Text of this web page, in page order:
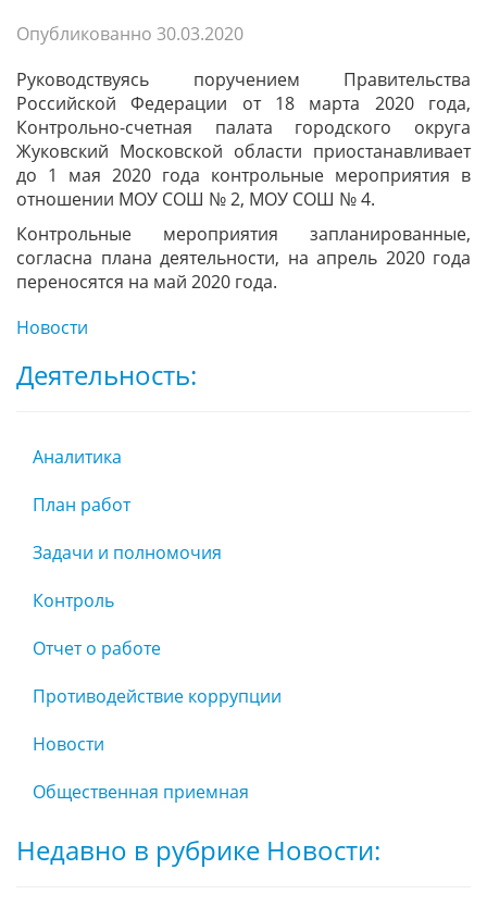
Опубликованно 30.03.2020
Руководствуясь поручением Правительства
Российской Федерации от 18 марта 2020 года,
Контрольно-счетная палата городского округа
Жуковский Московской области приостанавливает
до 1 мая 2020 года контрольные мероприятия в
отношении МОУ СОШ № 2, МОУ СОШ № 4.
Контрольные мероприятия запланированные,
согласна плана деятельности, на апрель 2020 года
переносятся на май 2020 года.
Новости
Деятельность:
Аналитика
План работ
Задачи и полномочия
Контроль
Отчет о работе
Противодействие коррупции
Новости
Общественная приемная
Недавно в рубрике Новости: